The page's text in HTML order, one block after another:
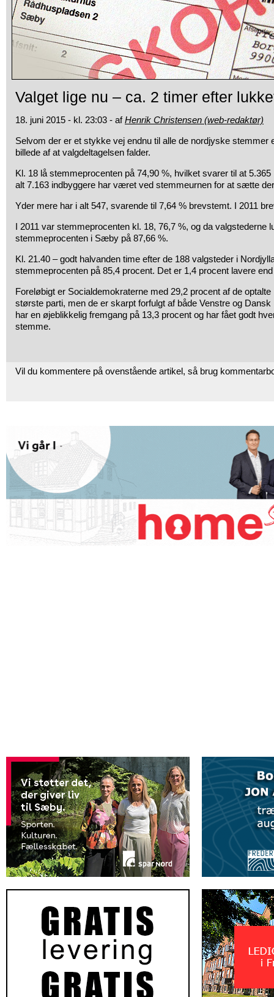
Valget lige nu – ca. 2 timer efter
18. juni 2015 - kl. 23:03 - afHenrik Christensen (web-redaktør)
Selvom der er et stykke vej endnu til alle de nordjyske stemmer
billede af at valgdeltagelsen falder.
Kl. 18 lå stemmeprocenten på 74,90 %, hvilket svarer til at
alt 7.163 indbyggere har været ved stemmeurnen for at sætte
Yder mere har i alt 547, svarende til 7,64 % brevstemt. I 2011
I 2011 var stemmeprocenten kl. 18, 76,7 %, og da valgstederne
stemmeprocenten i Sæby på 87,66 %.
Kl. 21.40 – godt halvanden time efter de 188 valgsteder i
stemmeprocenten på 85,4 procent. Det er 1,4 procent lavere
Foreløbigt er Socialdemokraterne med 29,2 procent af de
største parti, men de er skarpt forfulgt af både Venstre og
har en øjeblikkelig fremgang på 13,3 procent og har fået godt
stemme.
Vil du kommentere på ovenstående artikel, så brug